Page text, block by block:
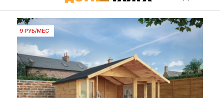
9 РУБ/МЕС